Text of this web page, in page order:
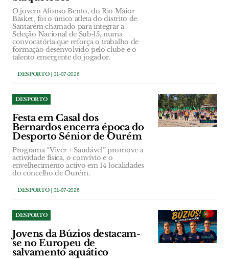
O jovem Afonso Bento, do Rio Maior
Basket, foi o único atleta do distrito de
Santarém chamado para integrar a
Seleção Nacional de Sub‑15, numa
convocatória que reforça o trabalho de
formação desenvolvido pelo clube e o
talento emergente do jogador.
DESPORTO| 31-07-2026
DESPORTO
Festa em Casal dos
Bernardos encerra época do
Desporto Sénior de Ourém
Programa “Viver + Saudável” promove a
actividade física, o convívio e o
envelhecimento activo em 14 localidades
do concelho de Ourém.
DESPORTO| 31-07-2026
DESPORTO
Jovens da Búzios destacam-
se no Europeu de
salvamento aquático